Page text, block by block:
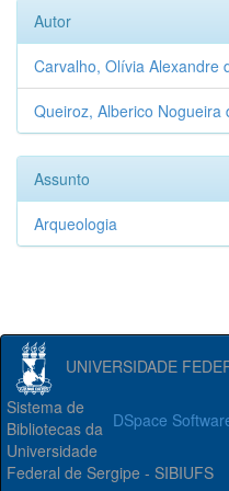
Autor
Carvalho, Olívia Alexandre
Queiroz, Alberico Nogueira
Assunto
Arqueologia
UNIVERSIDADE
DSpace
Sistema de
Bibliotecas da
Universidade
Federal de Sergipe - SIBIUFS